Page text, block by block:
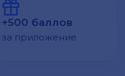
+500 баллов
за приложение